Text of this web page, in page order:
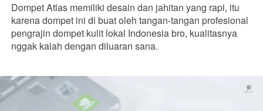
Dompet Atlas memiliki desain dan jahitan yang rapi, itu
karena dompet ini di buat oleh tangan-tangan profesional
pengrajin dompet kulit lokal Indonesia bro, kualitasnya
nggak kalah dengan diluaran sana.